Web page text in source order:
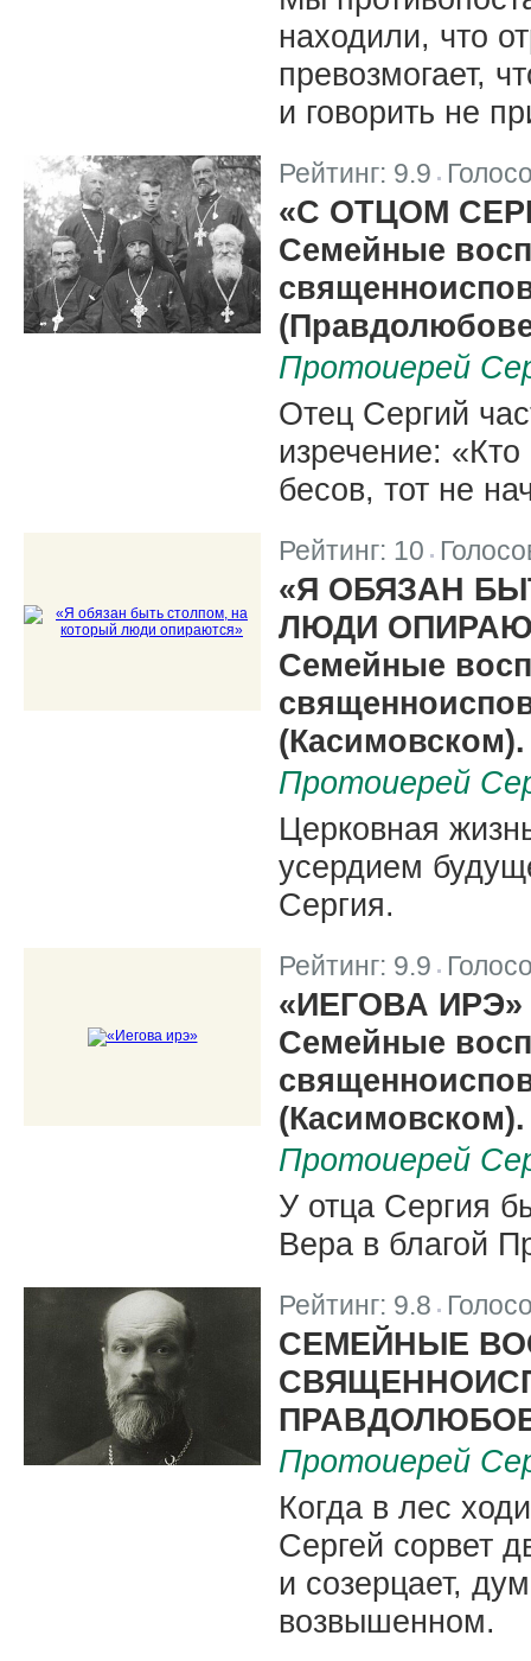
находили, что
превозмогает,
и говорить не
Рейтинг: 9.9 |
«С ОТЦОМ
Семейные
Протоиерей
Отец Сергий
изречение:
бесов, тот не
Рейтинг: 10 |
«Я ОБЯЗАН
ЛЮДИ
Семейные
Протоиерей
Церковная
усердием
Сергия.
Рейтинг: 9.9 |
«ИЕГОВА ИРЭ»
Семейные
Протоиерей
У отца Сергия
Вера в благой
Рейтинг: 9.8
СЕМЕЙНЫЕ
Протоиерей
Когда в лес
Сергей сорвет
и созерцает,
возвышенном.